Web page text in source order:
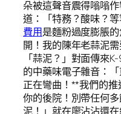
朵被這聲音震得嗡嗡
道：「特務？酸味？
費用是麵粉過度膨脹
開！我的陳年老蒜泥
「蒜泥？」對面傳來
的中藥味電子雜音：
正在彎曲！**我們的
你的後院！別帶任何
泥！」就在廖沾沾還